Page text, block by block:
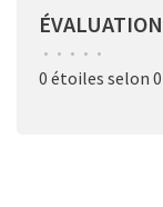
• • • • •
0 étoiles selon 0